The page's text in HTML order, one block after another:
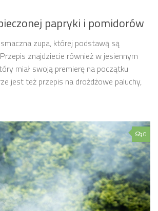
papryki i pomidorów
zupa, której podstawą są
znajdziecie również w jesiennym
miał swoją premierę na początku
jest też przepis na drożdżowe paluchy,
0